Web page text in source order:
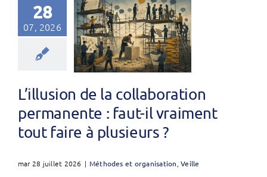
28
07, 2026
L’illusion de la collaboration
permanente : faut-il vraiment
tout faire à plusieurs ?
mar 28 juillet 2026 | Méthodes et organisation,Veille